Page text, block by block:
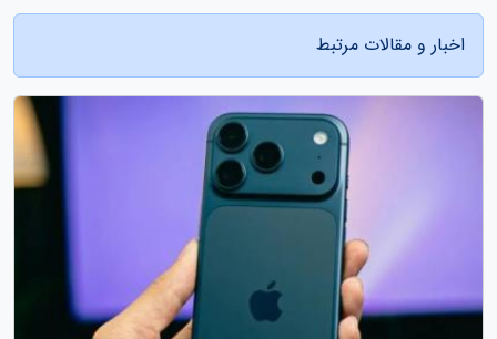
اخبار و مقالات مرتبط